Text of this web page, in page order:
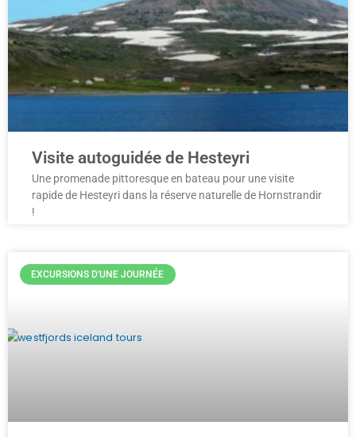
Visite autoguidée de Hesteyri
Une promenade pittoresque en bateau pour une visite
rapide de Hesteyri dans la réserve naturelle de Hornstrandir
!
EXCURSIONS D'UNE JOURNÉE